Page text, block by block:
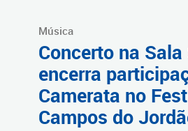
Música
Concerto na
encerra
Camerata no
Campos do